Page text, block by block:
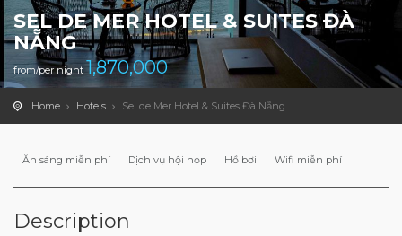
SEL DE MER HOTEL & SUITES ĐÀ
NẴNG
from/per night 1,870,000
Home Hotels Sel de Mer Hotel & Suites Đà Nẵng
Ăn sáng miễn phí Dịch vụ hội họp Hồ bơi Wifi miễn phí
Description